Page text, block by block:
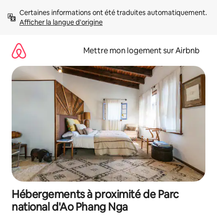
directement
Afficher la langue d'origine
Mettre mon logement sur Airbnb
Hébergements à proximité de Parc
national d'Ao Phang Nga